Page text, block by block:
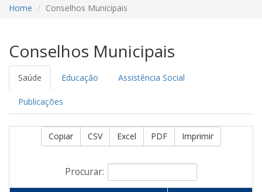
Home Conselhos Municipais
Conselhos Municipais
Saúde Educação Assistência Social
Publicações
Copiar CSV Excel PDF Imprimir
Procurar: